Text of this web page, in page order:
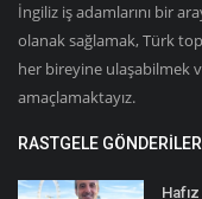
İngiliz iş adamlarını bir
olanak sağlamak, Türk
her bireyine ulaşabilmek
amaçlamaktayız.
RASTGELE GÖNDERILER